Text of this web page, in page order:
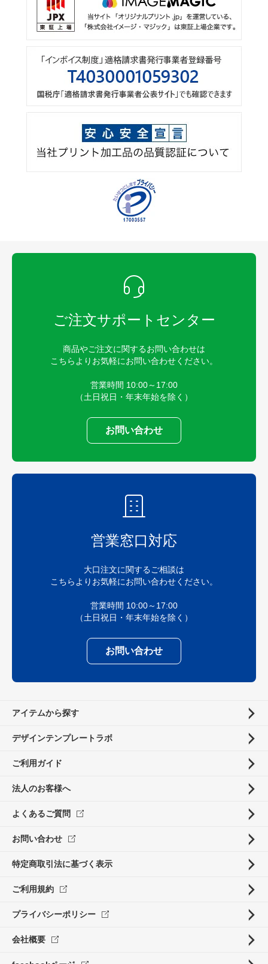
ご注文サポートセンター
商品やご注文に関するお問い合わせは
こちらよりお気軽にお問い合わせください。
営業時間 10:00～17:00
（土日祝日・年末年始を除く）
お問い合わせ
営業窓口対応
大口注文に関するご相談は
こちらよりお気軽にお問い合わせください。
営業時間 10:00～17:00
（土日祝日・年末年始を除く）
お問い合わせ
アイテムから探す
デザインテンプレートラボ
ご利用ガイド
法人のお客様へ
よくあるご質問
お問い合わせ
特定商取引法に基づく表示
ご利用規約
プライバシーポリシー
会社概要